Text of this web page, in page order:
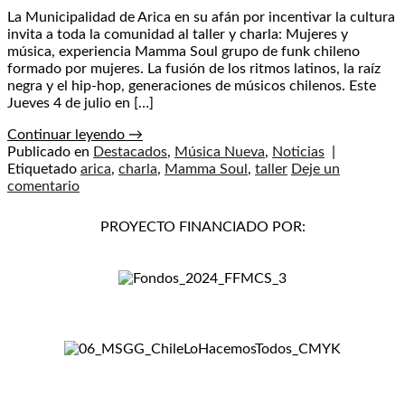
La Municipalidad de Arica en su afán por incentivar la cultura
invita a toda la comunidad al taller y charla: Mujeres y
música, experiencia Mamma Soul grupo de funk chileno
formado por mujeres. La fusión de los ritmos latinos, la raíz
negra y el hip-hop, generaciones de músicos chilenos. Este
Jueves 4 de julio en […]
Continuar leyendo →
Publicado en Destacados, Música Nueva, Noticias
Etiquetado arica, charla, Mamma Soul , taller Deje un
comentario
PROYECTO FINANCIADO POR: